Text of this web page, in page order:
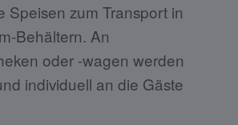
Speisen zum Transport in
Behältern. An
oder -wagen werden
individuell an die Gäste